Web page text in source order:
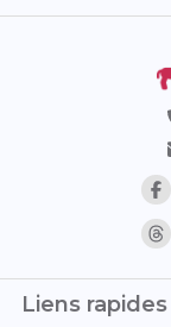
Liens rapides